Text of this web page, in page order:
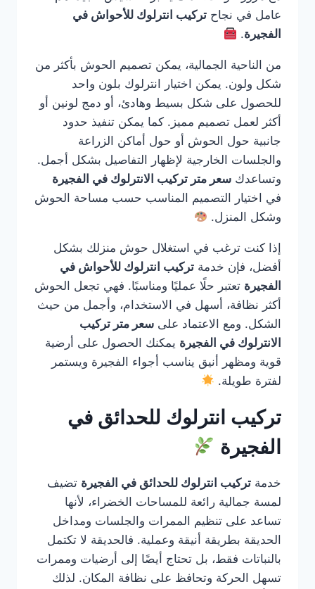
عامل في نجاح تركيب انترلوك للأحواش في
الفجيرة.
من الناحية الجمالية، يمكن تصميم الحوش بأكثر من
شكل ولون. يمكن اختيار انترلوك بلون واحد
للحصول على شكل بسيط وهادئ، أو دمج لونين أو
أكثر لعمل تصميم مميز. كما يمكن تنفيذ حدود
جانبية حول الحوش أو حول أماكن الزراعة
والجلسات الخارجية لإظهار التفاصيل بشكل أجمل.
وتساعدك سعر متر تركيب الانترلوك في الفجيرة
في اختيار التصميم المناسب حسب مساحة الحوش
وشكل المنزل.
إذا كنت ترغب في استغلال حوش منزلك بشكل
أفضل، فإن خدمة تركيب انترلوك للأحواش في
الفجيرة تعتبر حلًا عمليًا ومناسبًا. فهي تجعل الحوش
أكثر نظافة، أسهل في الاستخدام، وأجمل من حيث
الشكل. ومع الاعتماد على سعر متر تركيب
الانترلوك في الفجيرة يمكنك الحصول على أرضية
قوية ومظهر أنيق يناسب أجواء الفجيرة ويستمر
لفترة طويلة.
تركيب انترلوك للحدائق في
الفجيرة
خدمة تركيب انترلوك للحدائق في الفجيرة تضيف
لمسة جمالية رائعة للمساحات الخضراء، لأنها
تساعد على تنظيم الممرات والجلسات ومداخل
الحديقة بطريقة أنيقة وعملية. فالحديقة لا تكتمل
بالنباتات فقط، بل تحتاج أيضًا إلى أرضيات وممرات
تسهل الحركة وتحافظ على نظافة المكان. لذلك